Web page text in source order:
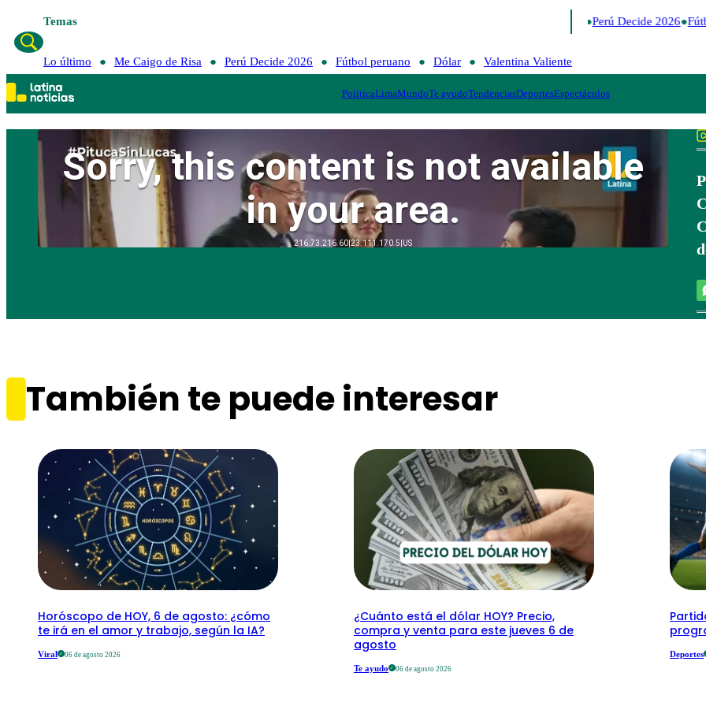
Temas Perú Decide 2026
Lo último Me Caigo de Risa Perú Decide 2026 Fútbol peruano Dólar Valentina Valiente
PolíticaLimaMundoTe ayudoTendenciasDeportesEspectáculos
También te puede interesar
Horóscopo de HOY, 6 de agosto: ¿cómo
te irá en el amor y trabajo, según la IA?
Viral 06 de agosto 2026
¿Cuánto está el dólar HOY? Precio,
compra y venta para este jueves 6 de
agosto
Te ayudo 06 de agosto 2026
Deportes